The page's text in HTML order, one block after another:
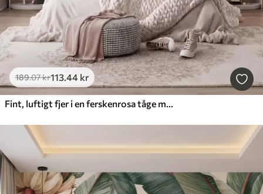
189.07kr113.44 kr
Fint, luftigt fjer i en ferskenrosa tåge med glans